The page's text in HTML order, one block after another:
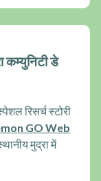
डे
रिसर्च स्टोरी
GO Web
मुद्रा में